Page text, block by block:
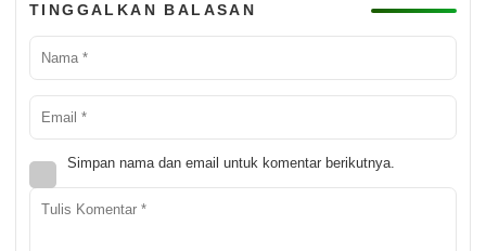
TINGGALKAN BALASAN
Simpan nama dan email untuk komentar berikutnya.